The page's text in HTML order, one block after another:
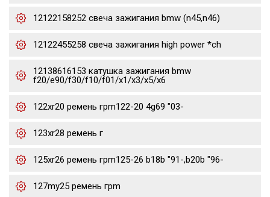
12122158252 свеча зажигания bmw (n45,n46)
12122455258 свеча зажигания high power *ch
12138616153 катушка зажигания bmw
f20/e90/f30/f10/f01/x1/x3/x5/x6
122xr20 ремень грm122-20 4g69 "03-
123xr28 ремень г
125xr26 ремень грm125-26 b18b "91-,b20b "96-
127my25 ремень грm